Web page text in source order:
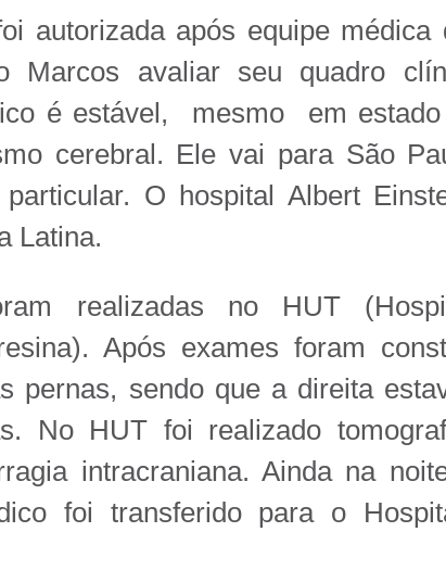
autorizada após equipe médica
Marcos avaliar seu quadro
é estável, mesmo em estado
cerebral. Ele vai para São
O hospital Albert
Latina.
realizadas no HUT
Após exames foram
pernas, sendo que a direita
No HUT foi realizado
intracraniana. Ainda na
foi transferido para o